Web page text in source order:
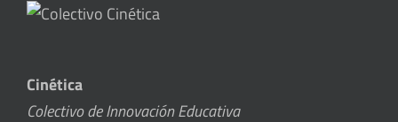
Cinética
Colectivo de Innovación Educativa